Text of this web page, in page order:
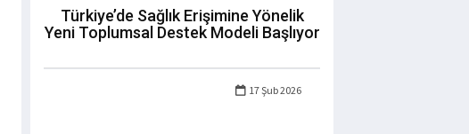
Türkiye’de Sağlık Erişimine Yönelik
Yeni Toplumsal Destek Modeli Başlıyor
17 Şub 2026